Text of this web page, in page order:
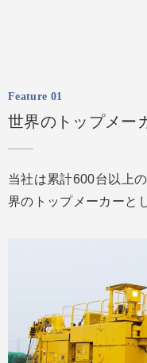
Feature 01
世界のトップメー
当社は累計600台以上
界のトップメーカーと